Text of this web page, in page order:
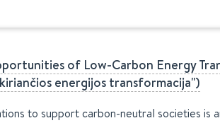
of Low-Carbon Energy
energijos transformacija")
to support carbon-neutral societies